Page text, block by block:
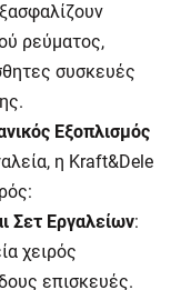
ρεύματος,
συσκευές
Εξοπλισμός
η Kraft&Dele
Σετ Εργαλείων:
χειρός
επισκευές.